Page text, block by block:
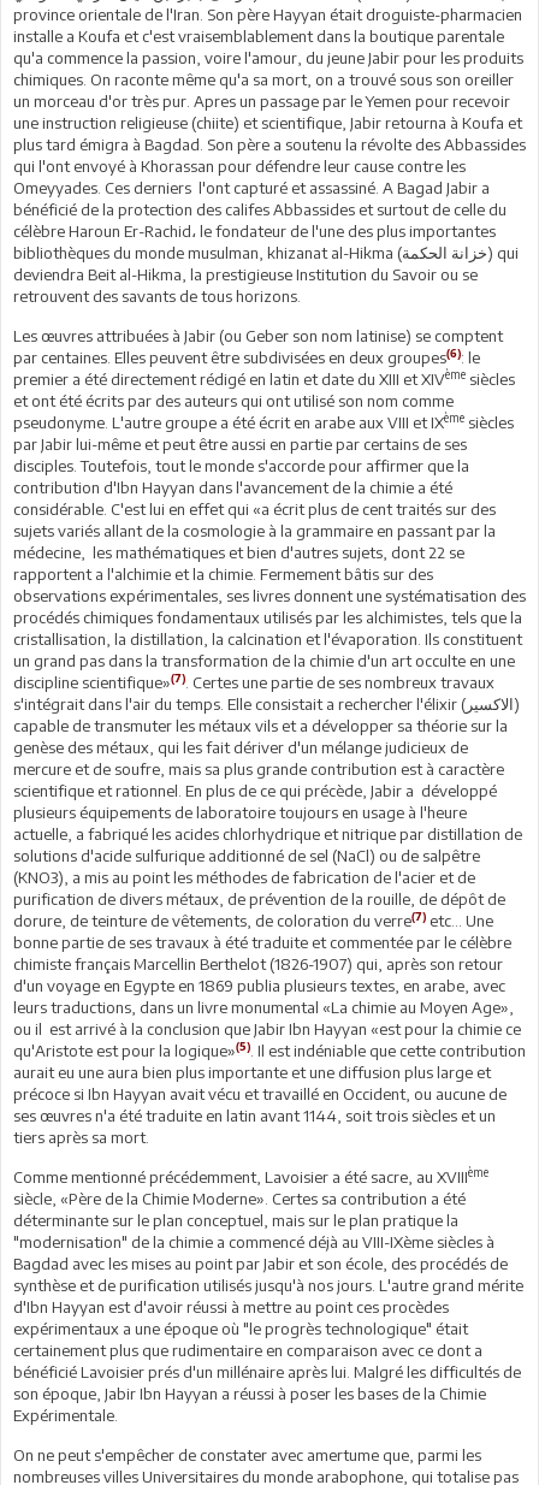
province orientale de l'Iran. Son père Hayyan était droguiste-pharmacien
installe a Koufa et c'est vraisemblablement dans la boutique parentale
qu'a commence la passion, voire l'amour, du jeune Jabir pour les produits
chimiques. On raconte même qu'a sa mort, on a trouvé sous son oreiller
un morceau d'or très pur. Apres un passage par le Yemen pour recevoir
une instruction religieuse (chiite) et scientifique, Jabir retourna à Koufa et
plus tard émigra à Bagdad. Son père a soutenu la révolte des Abbassides
qui l'ont envoyé à Khorassan pour défendre leur cause contre les
Omeyyades. Ces derniers l'ont capturé et assassiné. A Bagad Jabir a
bénéficié de la protection des califes Abbassides et surtout de celle du
célèbre Haroun Er-Rachid، le fondateur de l'une des plus importantes
bibliothèques du monde musulman, khizanat al-Hikma (خزانة الحكمة) qui
deviendra Beit al-Hikma, la prestigieuse Institution du Savoir ou se
retrouvent des savants de tous horizons.
Les œuvres attribuées à Jabir (ou Geber son nom latinise) se comptent
par centaines. Elles peuvent être subdivisées en deux groupes(6): le
premier a été directement rédigé en latin et date du XIII et XIVème siècles
et ont été écrits par des auteurs qui ont utilisé son nom comme
pseudonyme. L'autre groupe a été écrit en arabe aux VIII et IXème siècles
par Jabir lui-même et peut être aussi en partie par certains de ses
disciples. Toutefois, tout le monde s'accorde pour affirmer que la
contribution d'Ibn Hayyan dans l'avancement de la chimie a été
considérable. C'est lui en effet qui «a écrit plus de cent traités sur des
sujets variés allant de la cosmologie à la grammaire en passant par la
médecine, les mathématiques et bien d'autres sujets, dont 22 se
rapportent a l'alchimie et la chimie. Fermement bâtis sur des
observations expérimentales, ses livres donnent une systématisation des
procédés chimiques fondamentaux utilisés par les alchimistes, tels que la
cristallisation, la distillation, la calcination et l'évaporation. Ils constituent
un grand pas dans la transformation de la chimie d'un art occulte en une
discipline scientifique»(7)
. Certes une partie de ses nombreux travaux
s'intégrait dans l'air du temps. Elle consistait a rechercher l'élixir (الاكسير)
capable de transmuter les métaux vils et a développer sa théorie sur la
genèse des métaux, qui les fait dériver d'un mélange judicieux de
mercure et de soufre, mais sa plus grande contribution est à caractère
scientifique et rationnel. En plus de ce qui précède, Jabir a développé
plusieurs équipements de laboratoire toujours en usage à l'heure
actuelle, a fabriqué les acides chlorhydrique et nitrique par distillation de
solutions d'acide sulfurique additionné de sel (NaCl) ou de salpêtre
(KNO3), a mis au point les méthodes de fabrication de l'acier et de
purification de divers métaux, de prévention de la rouille, de dépôt de
dorure, de teinture de vêtements, de coloration du verre(7) etc... Une
bonne partie de ses travaux à été traduite et commentée par le célèbre
chimiste français Marcellin Berthelot (1826-1907) qui, après son retour
d'un voyage en Egypte en 1869 publia plusieurs textes, en arabe, avec
leurs traductions, dans un livre monumental «La chimie au Moyen Age»,
ou il est arrivé à la conclusion que Jabir Ibn Hayyan «est pour la chimie ce
qu'Aristote est pour la logique»(5) . Il est indéniable que cette contribution
aurait eu une aura bien plus importante et une diffusion plus large et
précoce si Ibn Hayyan avait vécu et travaillé en Occident, ou aucune de
ses œuvres n'a été traduite en latin avant 1144, soit trois siècles et un
tiers après sa mort.
Comme mentionné précédemment, Lavoisier a été sacre, au XVIIIème
siècle, «Père de la Chimie Moderne». Certes sa contribution a été
déterminante sur le plan conceptuel, mais sur le plan pratique la
"modernisation" de la chimie a commencé déjà au VIII-IXème siècles à
Bagdad avec les mises au point par Jabir et son école, des procédés de
synthèse et de purification utilisés jusqu'à nos jours. L'autre grand mérite
d'Ibn Hayyan est d'avoir réussi à mettre au point ces procèdes
expérimentaux a une époque où "le progrès technologique" était
certainement plus que rudimentaire en comparaison avec ce dont a
bénéficié Lavoisier prés d'un millénaire après lui. Malgré les difficultés de
son époque, Jabir Ibn Hayyan a réussi à poser les bases de la Chimie
Expérimentale.
On ne peut s'empêcher de constater avec amertume que, parmi les
nombreuses villes Universitaires du monde arabophone, qui totalise pas